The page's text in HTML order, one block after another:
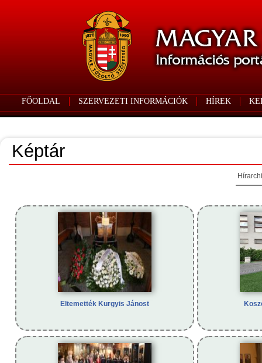
FŐOLDAL SZERVEZETI INFORMÁCIÓK HÍREK
Képtár
Eltemették Kurgyis Jánost